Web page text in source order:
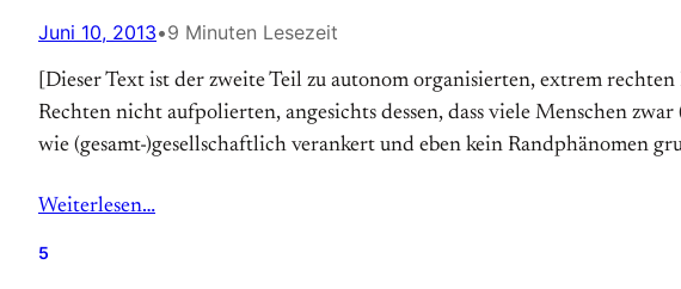
Juni 10, 2013•9 Minuten Lesezeit
[Dieser Text ist der zweite Teil zu autonom organisierten, extrem
Rechten nicht auf­polierten, angesichts dessen, dass viele Menschen
wie (gesamt­-)gesell­schaftlich verankert und eben kein Randphänomen
Weiterlesen…
5